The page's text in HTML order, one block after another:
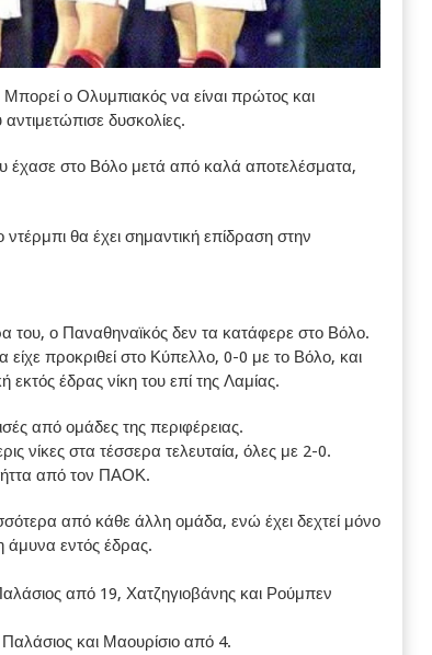
ο Ολυμπιακός να είναι πρώτος και
αντιμετώπισε δυσκολίες.
έχασε στο Βόλο μετά από καλά αποτελέσματα,
θα έχει σημαντική επίδραση στην
του, ο Παναθηναϊκός δεν τα κατάφερε στο Βόλο.
προκριθεί στο Κύπελλο, 0-0 με το Βόλο, και
εκτός έδρας νίκη του επί της Λαμίας.
από ομάδες της περιφέρειας.
νίκες στα τέσσερα τελευταία, όλες με 2-0.
ήττα από τον ΠΑΟΚ.
από κάθε άλλη ομάδα, ενώ έχει δεχτεί μόνο
άμυνα εντός έδρας.
από 19, Χατζηγιοβάνης και Ρούμπεν
και Μαουρίσιο από 4.